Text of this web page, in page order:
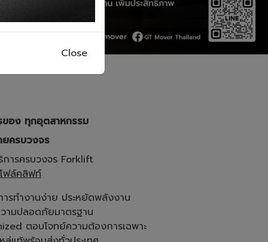
อง ทุกอุตสาหกรรม
ครบวงจร
ารครบวงจร Forklift
ฟล์ค​ลิ​ฟท์
รทำงานง่าย ประหยัดพลังงาน
ามปลอดภัยมาตรฐาน
ตอบโจทย์ความต้องการเฉพาะ
Close